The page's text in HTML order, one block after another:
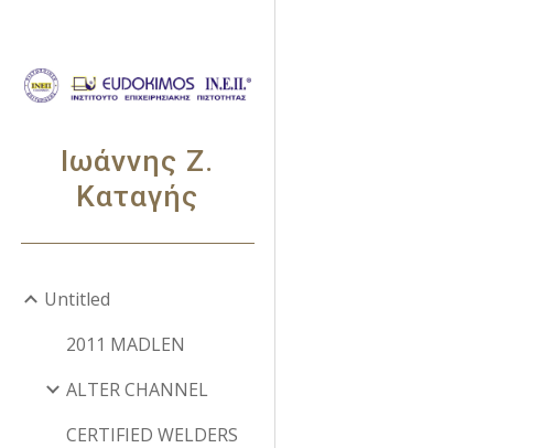
Ιωάννης Ζ.
Καταγής
Untitled
2011 MADLEN
ALTER CHANNEL
CERTIFIED WELDERS